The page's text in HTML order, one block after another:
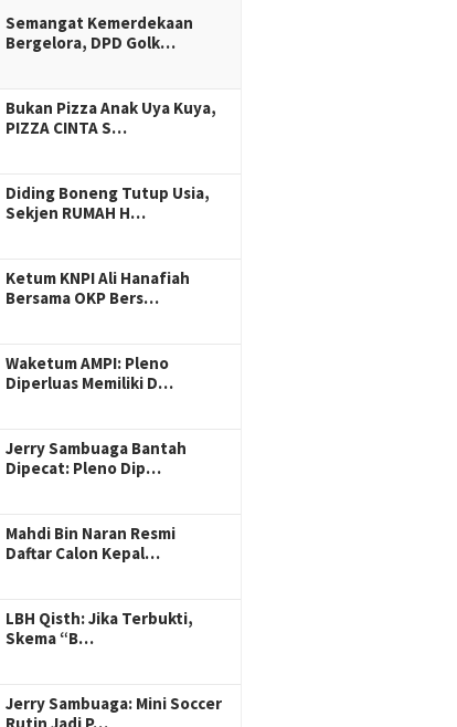
Semangat Kemerdekaan
Bergelora, DPD Golk…
Bukan Pizza Anak Uya Kuya,
PIZZA CINTA S…
Diding Boneng Tutup Usia,
Sekjen RUMAH H…
Ketum KNPI Ali Hanafiah
Bersama OKP Bers…
Waketum AMPI: Pleno
Diperluas Memiliki D…
Jerry Sambuaga Bantah
Dipecat: Pleno Dip…
Mahdi Bin Naran Resmi
Daftar Calon Kepal…
LBH Qisth: Jika Terbukti,
Skema “B…
Jerry Sambuaga: Mini Soccer
Rutin Jadi P…